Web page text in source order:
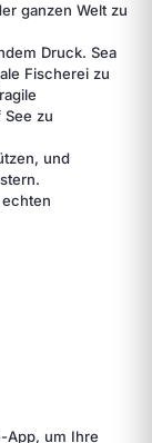
ganzen Welt zu
Druck. Sea
Fischerei zu
zu
und
App, um Ihre